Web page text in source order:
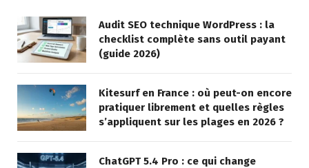
Audit SEO technique WordPress : la
checklist complète sans outil payant
(guide 2026)
Kitesurf en France : où peut-on encore
pratiquer librement et quelles règles
s’appliquent sur les plages en 2026 ?
ChatGPT 5.4 Pro : ce qui change